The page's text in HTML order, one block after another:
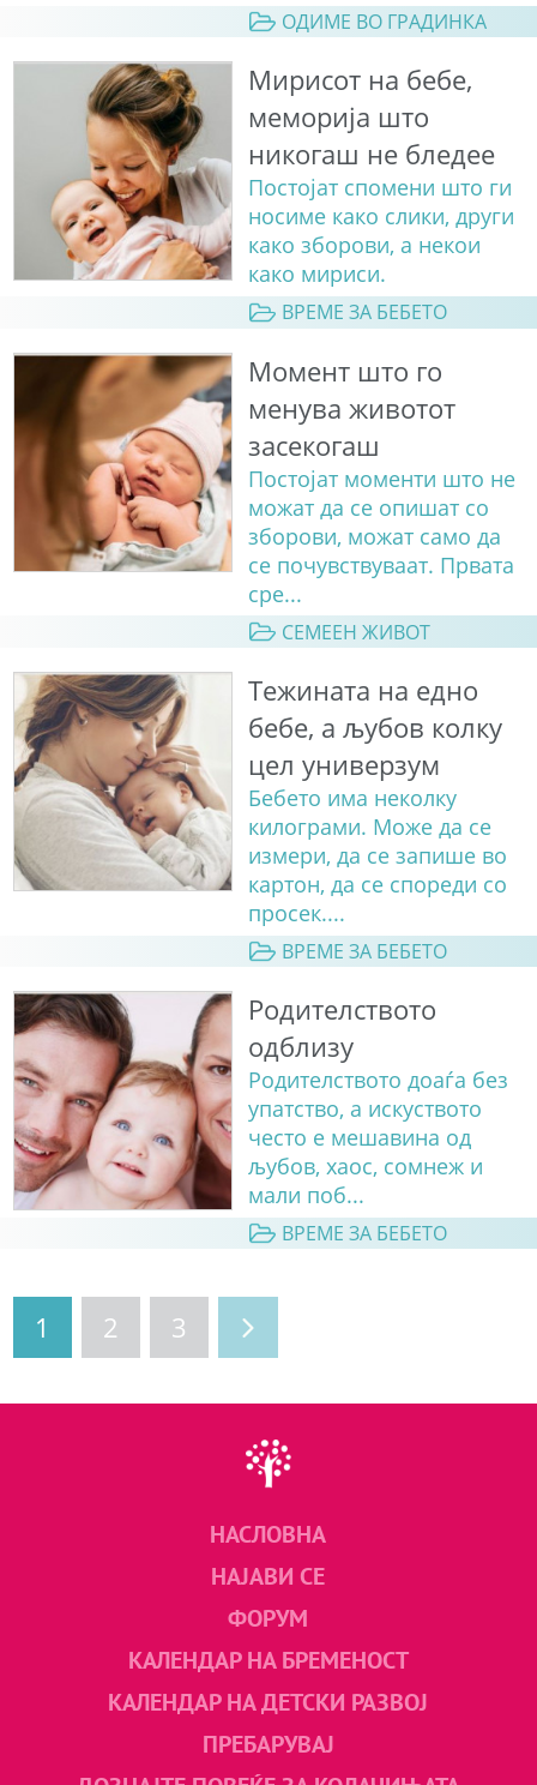
ОДИМЕ ВО ГРАДИНКА
Мирисот на бебе,
меморија што
никогаш не бледее
Постојат спомени што ги
носиме како слики, други
како зборови, а некои
како мириси.
ВРЕМЕ ЗА БЕБЕТО
Момент што го
менува животот
засекогаш
Постојат моменти што не
можат да се опишат со
зборови, можат само да
се почувствуваат. Првата
сре...
СЕМЕЕН ЖИВОТ
Тежината на едно
бебе, а љубов колку
цел универзум
Бебето има неколку
килограми. Може да се
измери, да се запише во
картон, да се спореди со
просек....
ВРЕМЕ ЗА БЕБЕТО
Родителството
одблизу
Родителството доаѓа без
упатство, а искуството
често е мешавина од
љубов, хаос, сомнеж и
мали поб...
ВРЕМЕ ЗА БЕБЕТО
1 2 3
НАСЛОВНА
НАЈАВИ СЕ
ФОРУМ
КАЛЕНДАР НА БРЕМЕНОСТ
КАЛЕНДАР НА ДЕТСКИ РАЗВОЈ
ПРЕБАРУВАЈ